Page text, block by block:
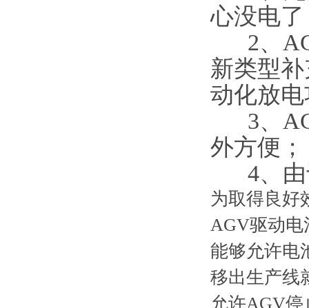
心没电
2、
新类型
动化放
3、
外方便；
4、由
为取得良好
AGV驱动电
能够允许电
移出生产线
允许AGV